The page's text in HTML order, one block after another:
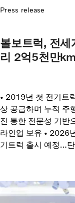
Press release
볼보트럭, 전
리 2억5천만
• 2019년 첫 전기트
상 공급하며 누적 주
진 통한 전문성 기반
라인업 보유 • 2026
기트럭 출시 예정…